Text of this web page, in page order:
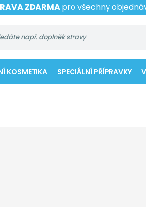
ZDARMApro všechny
KOSMETIKA SPECIÁLNÍ PŘÍPRAVKY